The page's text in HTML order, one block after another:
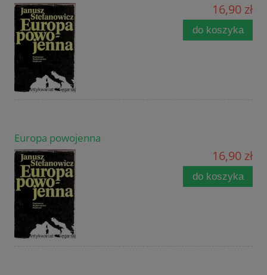
16,90 zł
do koszyka
Europa powojenna
16,90 zł
do koszyka